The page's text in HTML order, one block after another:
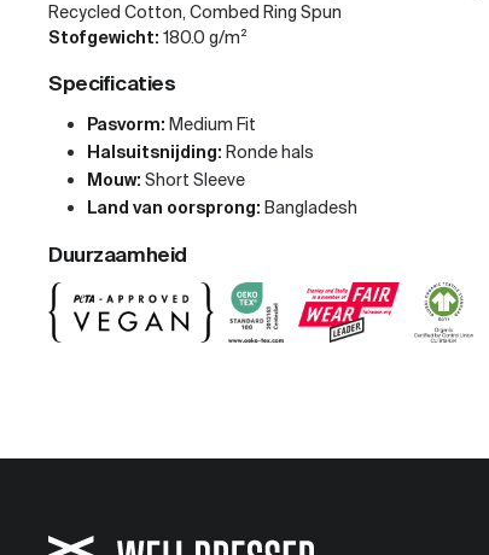
Recycled Cotton, Combed Ring Spun
Stofgewicht: 180.0 g/m²
Specificaties
Pasvorm: Medium Fit
Halsuitsnijding: Ronde hals
Mouw: Short Sleeve
Land van oorsprong: Bangladesh
Duurzaamheid